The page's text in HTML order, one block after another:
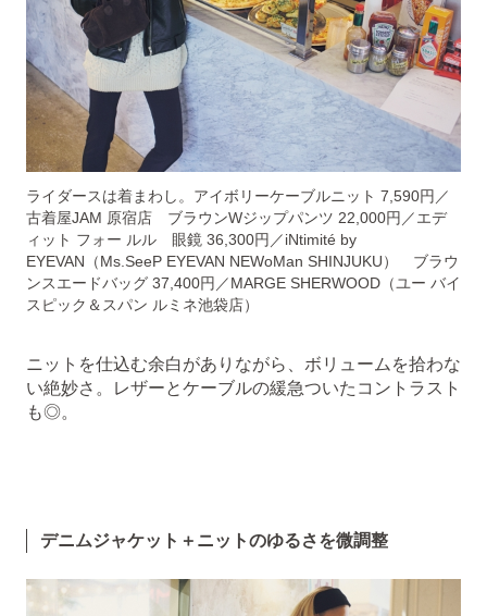
ライダースは着まわし。アイボリーケーブルニット 7,590円／
古着屋JAM 原宿店 ブラウンWジップパンツ 22,000円／エデ
ィット フォー ルル 眼鏡 36,300円／iNtimité by
EYEVAN（Ms.SeeP EYEVAN NEWoMan SHINJUKU） ブラウ
ンスエードバッグ 37,400円／MARGE SHERWOOD（ユー バイ
スピック＆スパン ルミネ池袋店）
ニットを仕込む余白がありながら、ボリュームを拾わな
い絶妙さ。レザーとケーブルの緩急ついたコントラスト
も◎。
デニムジャケット＋ニットのゆるさを微調整